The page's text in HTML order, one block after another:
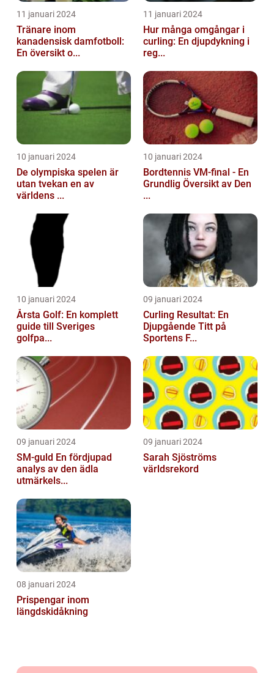
11 januari 2024
Tränare inom
kanadensisk damfotboll:
En översikt o...
11 januari 2024
Hur många omgångar i
curling: En djupdykning i
reg...
10 januari 2024
De olympiska spelen är
utan tvekan en av
världens ...
10 januari 2024
Bordtennis VM-final - En
Grundlig Översikt av Den
...
10 januari 2024
Årsta Golf: En komplett
guide till Sveriges
golfpa...
09 januari 2024
Curling Resultat: En
Djupgående Titt på
Sportens F...
09 januari 2024
SM-guld En fördjupad
analys av den ädla
utmärkels...
09 januari 2024
Sarah Sjöströms
världsrekord
08 januari 2024
Prispengar inom
längdskidåkning